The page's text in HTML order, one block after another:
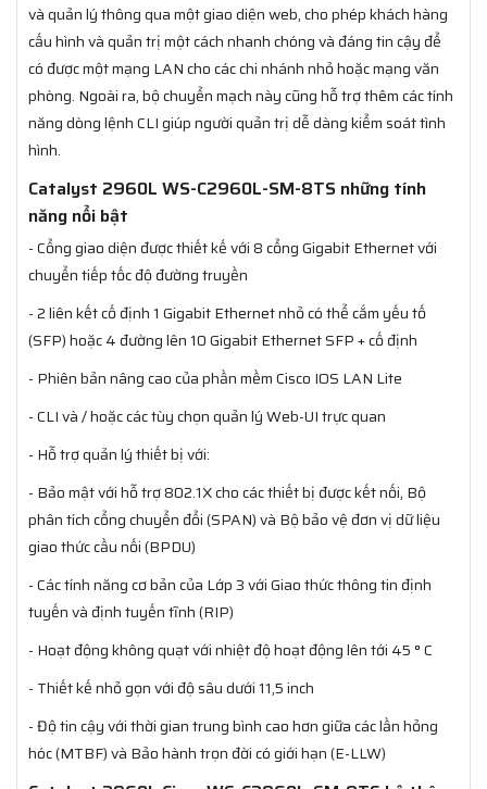
và quản lý thông qua một giao diện web, cho phép khách hàng
cấu hình và quản trị một cách nhanh chóng và đáng tin cậy để
có được một mạng LAN cho các chi nhánh nhỏ hoặc mạng văn
phòng. Ngoài ra, bộ chuyển mạch này cũng hỗ trợ thêm các tính
năng dòng lệnh CLI giúp người quản trị dễ dàng kiểm soát tình
hình.
Catalyst 2960L WS-C2960L-SM-8TS những tính
năng nổi bật
- Cổng giao diện được thiết kế với 8 cổng Gigabit Ethernet với
chuyển tiếp tốc độ đường truyền
- 2 liên kết cố định 1 Gigabit Ethernet nhỏ có thể cắm yếu tố
(SFP) hoặc 4 đường lên 10 Gigabit Ethernet SFP + cố định
- Phiên bản nâng cao của phần mềm Cisco IOS LAN Lite
- CLI và / hoặc các tùy chọn quản lý Web-UI trực quan
- Hỗ trợ quản lý thiết bị với:
- Bảo mật với hỗ trợ 802.1X cho các thiết bị được kết nối, Bộ
phân tích cổng chuyển đổi (SPAN) và Bộ bảo vệ đơn vị dữ liệu
giao thức cầu nối (BPDU)
- Các tính năng cơ bản của Lớp 3 với Giao thức thông tin định
tuyến và định tuyến tĩnh (RIP)
- Hoạt động không quạt với nhiệt độ hoạt động lên tới 45 ° C
- Thiết kế nhỏ gọn với độ sâu dưới 11,5 inch
- Độ tin cậy với thời gian trung bình cao hơn giữa các lần hỏng
hóc (MTBF) và Bảo hành trọn đời có giới hạn (E-LLW)